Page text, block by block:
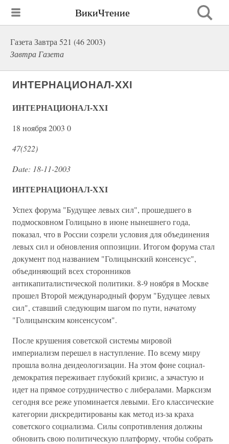
ВикиЧтение
Газета Завтра 521 (46 2003)
Завтра Газета
ИНТЕРНАЦИОНАЛ-XXI
ИНТЕРНАЦИОНАЛ-XXI
18 ноября 2003 0
47(522)
Date: 18-11-2003
ИНТЕРНАЦИОНАЛ-XXI
Успех форума "Будущее левых сил", прошедшего в
подмосковном Голицыно в июне нынешнего года,
показал, что в России созрели условия для объединения
левых сил и обновления оппозиции. Итогом форума стал
документ под названием "Голицынский консенсус",
объединяющий всех сторонников
антикапиталистической политики. 8-9 ноября в Москве
прошел Второй международный форум "Будущее левых
сил", ставший следующим шагом по пути, начатому
"Голицынским консенсусом".
После крушения советской системы мировой
империализм перешел в наступление. По всему миру
прошла волна деидеологизации. На этом фоне социал-
демократия переживает глубокий кризис, а зачастую и
идет на прямое сотрудничество с либералами. Марксизм
сегодня все реже упоминается левыми. Его классические
категории дискредитированы как метод из-за краха
советского социализма. Силы сопротивления должны
обновить свою политическую платформу, чтобы собрать